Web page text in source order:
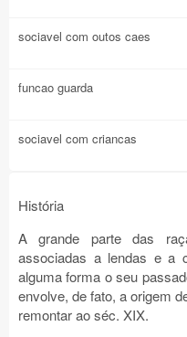
sociavel com outos caes
funcao guarda
sociavel com criancas
História
A grande parte das
associadas a lendas e a
alguma forma o seu
envolve, de fato, a origem
remontar ao séc. XIX.